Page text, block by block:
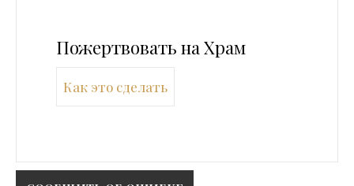
Пожертвовать на Храм
Как это сделать